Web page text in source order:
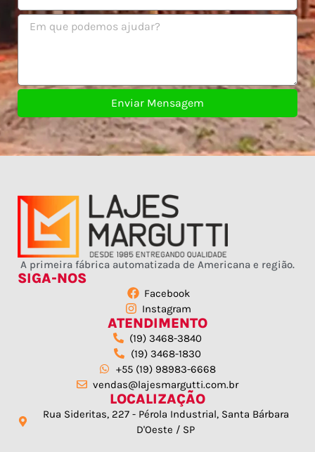
Enviar Mensagem
A primeira fábrica automatizada de Americana e região.
SIGA-NOS
Facebook
Instagram
ATENDIMENTO
(19) 3468-3840
(19) 3468-1830
+55 (19) 98983-6668
vendas@lajesmargutti.com.br
LOCALIZAÇÃO
Rua Sideritas, 227 - Pérola Industrial, Santa Bárbara
D'Oeste / SP